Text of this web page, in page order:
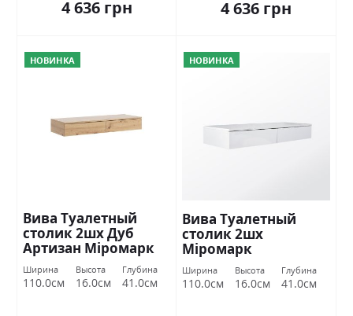
4 636 грн 4 636 грн
НОВИНКА
Вива Туалетный
столик 2шх Дуб
Артизан Міромарк
Ширина
110.0см
Высота
16.0см
Глубина
41.0см
НОВИНКА
Вива Туалетный
столик 2шх
Міромарк
Ширина
110.0см
Высота
16.0см
Глубина
41.0см